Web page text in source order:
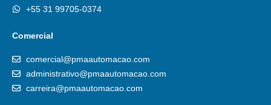
+55 31 99705-0374
Comercial
comercial@pmaautomacao.com
administrativo@pmaautomacao.com
carreira@pmaautomacao.com